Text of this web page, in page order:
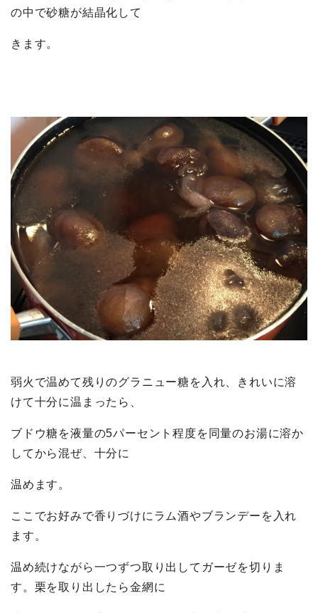
の中で砂糖が結晶化して
きます。
弱火で温めて残りのグラニュー糖を入れ、きれいに溶
けて十分に温まったら、
ブドウ糖を液量の5パーセント程度を同量のお湯に溶か
してから混ぜ、十分に
温めます。
ここでお好みで香りづけにラム酒やブランデーを入れ
ます。
温め続けながら一つずつ取り出してガーゼを切りま
す。栗を取り出したら金網に